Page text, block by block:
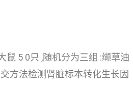
鼠 5 0只 ,随机分为三组 :缬草油
方法检测肾脏标本转化生长因